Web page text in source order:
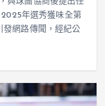
2025年選秀獲味全第
發網路傳聞，經紀公